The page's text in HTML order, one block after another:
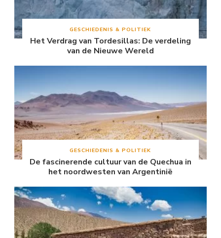
GESCHIEDENIS & POLITIEK
Het Verdrag van Tordesillas: De verdeling
van de Nieuwe Wereld
GESCHIEDENIS & POLITIEK
De fascinerende cultuur van de Quechua in
het noordwesten van Argentinië